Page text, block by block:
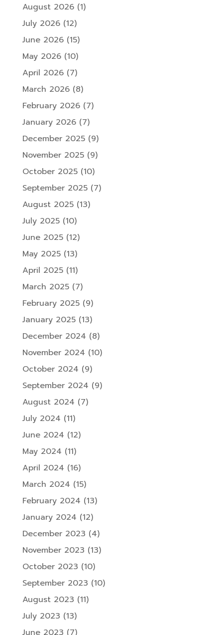
August 2026(1)
July 2026(12)
June 2026(15)
May 2026(10)
April 2026(7)
March 2026(8)
February 2026(7)
January 2026(7)
December 2025(9)
November 2025(9)
October 2025(10)
September 2025(7)
August 2025(13)
July 2025(10)
June 2025(12)
May 2025(13)
April 2025(11)
March 2025(7)
February 2025(9)
January 2025(13)
December 2024 (8)
November 2024 (10)
October 2024 (9)
September 2024 (9)
August 2024 (7)
July 2024 (11)
June 2024 (12)
May 2024 (11)
April 2024 (16)
March 2024 (15)
February 2024 (13)
January 2024 (12)
December 2023 (4)
November 2023 (13)
October 2023 (10)
September 2023 (10)
August 2023 (11)
July 2023 (13)
June 2023 (7)